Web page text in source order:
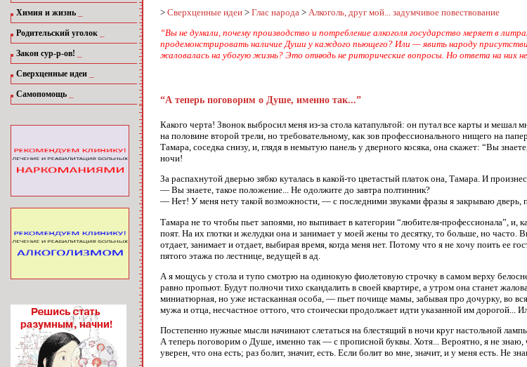
Химия и жизнь
Родительский уголок
Закон сур-р-ов!
Сверхценные идеи
Самопомощь
> Сверхценные идеи > Глас народа > Алкоголь, друг мой... задумчивое повествование
“Вы не думали, почему производство и потребление алкоголя государство меряет в
продемонстрировать наличие Души у каждого пьющего? Или — явить народу
жаловалась на убогую жизнь? Это отнюдь не риторические вопросы. Но ответа на них
“А теперь поговорим о Душе, именно так...”
Какого черта! Звонок выбросил меня из-за стола катапультой: он путал все карты и
на половине второй трели, но требовательному, как зов профессионального нищего на
Тамара, соседка снизу, и, глядя в немытую панель у дверного косяка, она скажет: “Вы
ночи!
За распахнутой дверью зябко куталась в какой-то цветастый платок она, Тамара. И
— Вы знаете, такое положение... Не одолжите до завтра полтинник?
— Нет! У меня нету такой возможности, — с последними звуками фразы я закрываю
Тамара не то чтобы пьет запоями, но выпивает в категории “любителя-профессионала”, и,
поят. На их глотки и желудки она и занимает у моей жены то десятку, то больше, но
отдает, занимает и отдает, выбирая время, когда меня нет. Потому что я не хочу поить ее
пятого этажа по лестнице, ведущей в ад.
А я мощусь у стола и тупо смотрю на одинокую фиолетовую строчку в самом верху
равно пропьют. Будут полночи тихо скандалить в своей квартире, а утром она станет
миниатюрная, но уже истасканная особа, — пьет почище мамы, забывая про дочурку, во
мужа и отца, несчастное оттого, что стоически продолжает идти указанной им дорогой...
Постепенно нужные мысли начинают слетаться на блестящий в ночи круг настольной
А теперь поговорим о Душе, именно так — с прописной буквы. Хотя... Вероятно, я не знаю,
уверен, что она есть; раз болит, значит, есть. Если болит во мне, значит, и у меня есть. Не